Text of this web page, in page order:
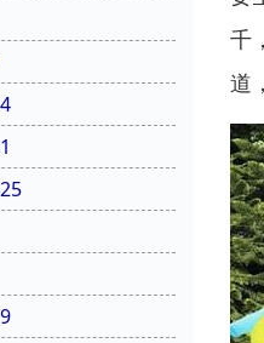
千
道